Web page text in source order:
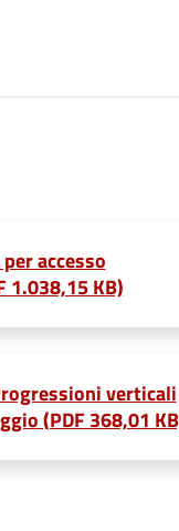
accesso
1.038,15 KB)
verticali
(PDF 368,01